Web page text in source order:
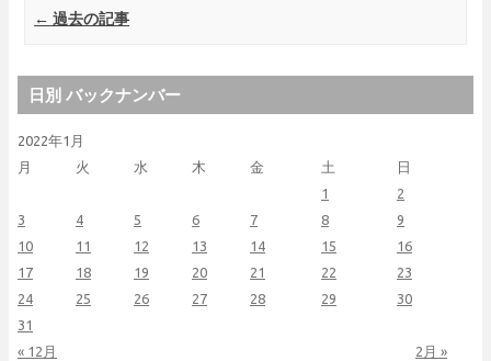
Post navigation
← 過去の記事
日別 バックナンバー
2022年1月
月
火 水 木 金 土 日
« 12月 2月 »
1
2
3
4 5 6 7 8
9
10
11 12 13 14 15
16
17
18 19 20 21 22
23
24
25 26 27 28 29
30
31